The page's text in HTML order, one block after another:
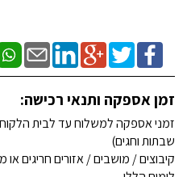
זמן אספקה ותנאי רכישה:
שבתות וחגים)
קיבוצים / מושבים / אזורים חריגים או